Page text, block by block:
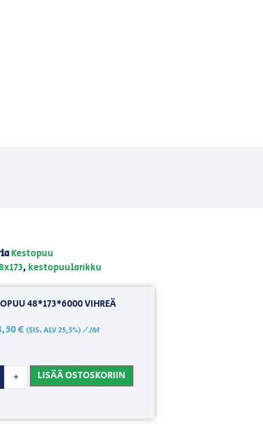
Kestopuu
, kestopuulankku
48*173*6000 VIHREÄ
€ (SIS. ALV 25,5%)/ JM
+ LISÄÄ OSTOSKORIIN